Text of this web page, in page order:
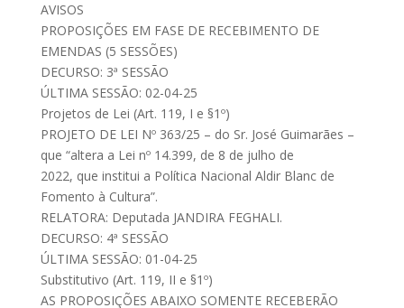
AVISOS
PROPOSIÇÕES EM FASE DE RECEBIMENTO DE
EMENDAS (5 SESSÕES)
DECURSO: 3ª SESSÃO
ÚLTIMA SESSÃO: 02-04-25
Projetos de Lei (Art. 119, I e §1º)
PROJETO DE LEI Nº 363/25 – do Sr. José Guimarães –
que “altera a Lei nº 14.399, de 8 de julho de
2022, que institui a Política Nacional Aldir Blanc de
Fomento à Cultura”.
RELATORA: Deputada JANDIRA FEGHALI.
DECURSO: 4ª SESSÃO
ÚLTIMA SESSÃO: 01-04-25
Substitutivo (Art. 119, II e §1º)
AS PROPOSIÇÕES ABAIXO SOMENTE RECEBERÃO